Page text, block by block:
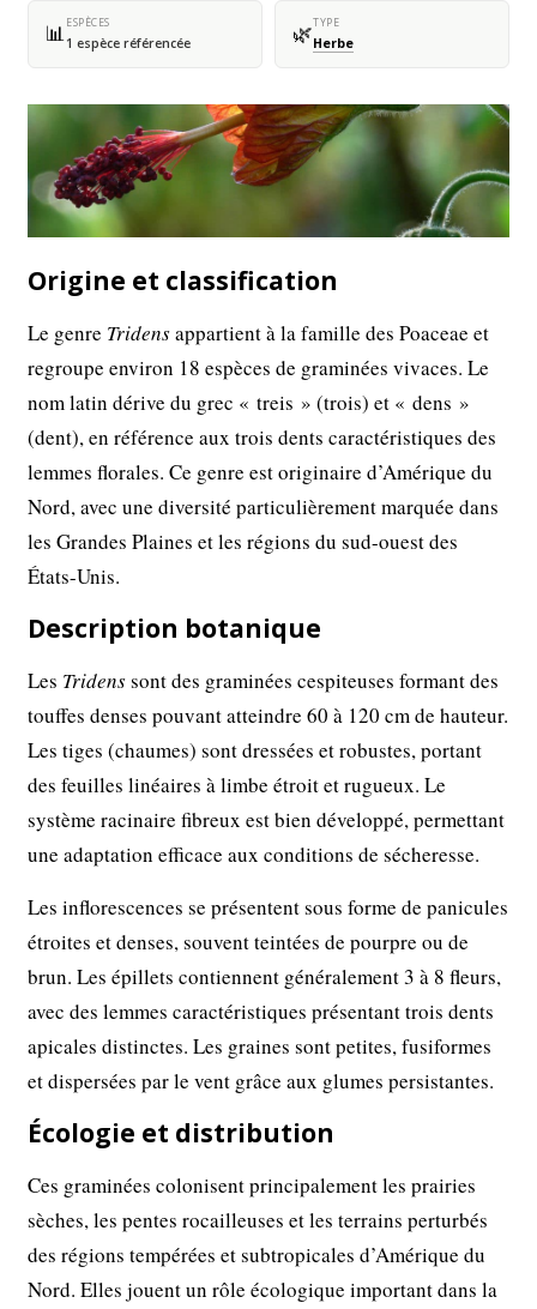
📊ESPÈCES
1 espèce référencée 🌿TYPE
Herbe
Origine et classification
Le genre Tridensappartient à la famille des Poaceae et
regroupe environ 18 espèces de graminées vivaces. Le
nom latin dérive du grec « treis » (trois) et « dens »
(dent), en référence aux trois dents caractéristiques des
lemmes florales. Ce genre est originaire d’Amérique du
Nord, avec une diversité particulièrement marquée dans
les Grandes Plaines et les régions du sud-ouest des
États-Unis.
Description botanique
Les Tridenssont des graminées cespiteuses formant des
touffes denses pouvant atteindre 60 à 120 cm de hauteur.
Les tiges (chaumes) sont dressées et robustes, portant
des feuilles linéaires à limbe étroit et rugueux. Le
système racinaire fibreux est bien développé, permettant
une adaptation efficace aux conditions de sécheresse.
Les inflorescences se présentent sous forme de panicules
étroites et denses, souvent teintées de pourpre ou de
brun. Les épillets contiennent généralement 3 à 8 fleurs,
avec des lemmes caractéristiques présentant trois dents
apicales distinctes. Les graines sont petites, fusiformes
et dispersées par le vent grâce aux glumes persistantes.
Écologie et distribution
Ces graminées colonisent principalement les prairies
sèches, les pentes rocailleuses et les terrains perturbés
des régions tempérées et subtropicales d’Amérique du
Nord. Elles jouent un rôle écologique important dans la